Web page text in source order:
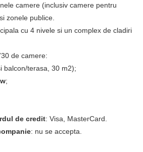
camere (inclusiv camere pentru
zonele publice.
cu 4 nivele si un complex de cladiri
de camere:
balcon/terasa, 30 m2);
;
de credit: Visa, MasterCard.
: nu se accepta.